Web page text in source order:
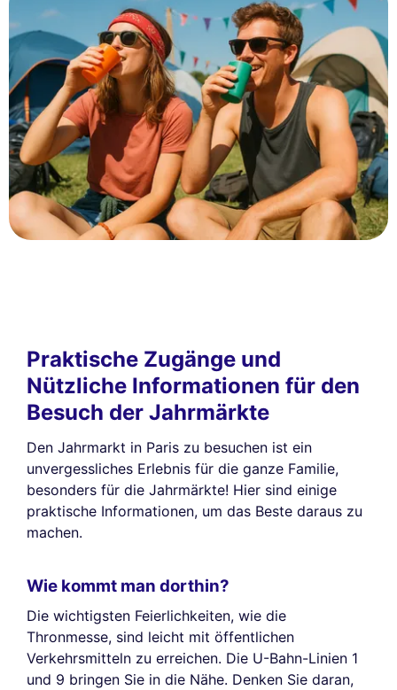
Praktische Zugänge und
Nützliche Informationen für den
Besuch der Jahrmärkte
Den Jahrmarkt in Paris zu besuchen ist ein
unvergessliches Erlebnis für die ganze Familie,
besonders für die Jahrmärkte! Hier sind einige
praktische Informationen, um das Beste daraus zu
machen.
Wie kommt man dorthin?
Die wichtigsten Feierlichkeiten, wie die
Thronmesse, sind leicht mit öffentlichen
Verkehrsmitteln zu erreichen. Die U-Bahn-Linien 1
und 9 bringen Sie in die Nähe. Denken Sie daran,